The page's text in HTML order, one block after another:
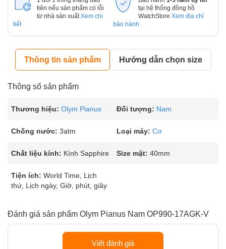
tiên nếu sản phẩm có lỗi
từ nhà sản xuất. Xem chi
tiết
tại hệ thống đồng hồ
WatchStore Xem địa chỉ
bảo hành
Thông tin sản phẩm Hướng dẫn chọn size
Thông số sản phẩm
Thương hiệu: Olym Pianus Đối tượng: Nam
Chống nước: 3atm Loại máy: Cơ
Chất liệu kính: Kính Sapphire Size mặt: 40mm
Tiện ích: World Time, Lịch
thứ, Lịch ngày, Giờ, phút, giây
Đánh giá sản phẩm Olym Pianus Nam OP990-17AGK-V
Viết đánh giá